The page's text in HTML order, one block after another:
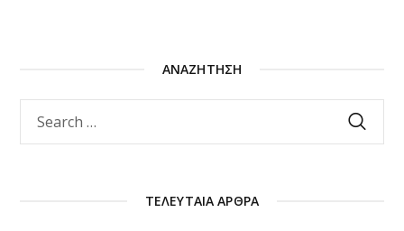
ΑΝΑΖΉΤΗΣΗ
ΤΕΛΕΥΤΑΊΑ ΆΡΘΡΑ